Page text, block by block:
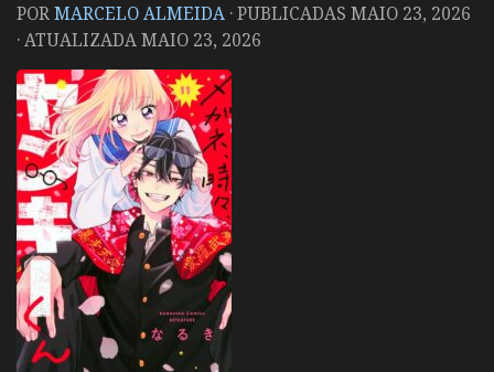
PORMARCELO ALMEIDA · PUBLICADAS MAIO 23, 2026
· ATUALIZADAMAIO 23, 2026